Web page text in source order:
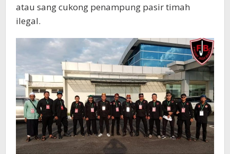
atau sang cukong penampung pasir timah
ilegal.